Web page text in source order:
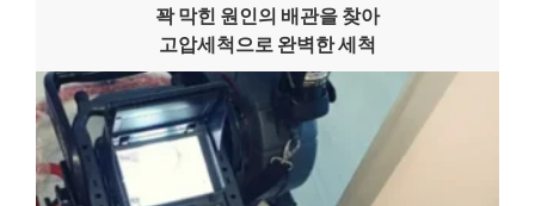
꽉 막힌 원인의 배관을 찾아
고압세척으로 완벽한 세척